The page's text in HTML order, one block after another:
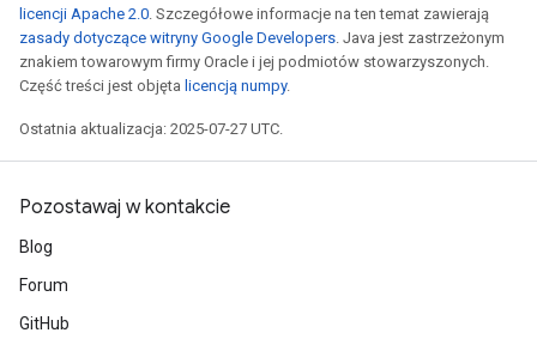
licencji Apache 2.0. Szczegółowe informacje na ten temat zawierają
zasady dotyczące witryny Google Developers. Java jest zastrzeżonym
znakiem towarowym firmy Oracle i jej podmiotów stowarzyszonych.
Część treści jest objęta licencją numpy.
Ostatnia aktualizacja: 2025-07-27 UTC.
Pozostawaj w kontakcie
Blog
Forum
GitHub